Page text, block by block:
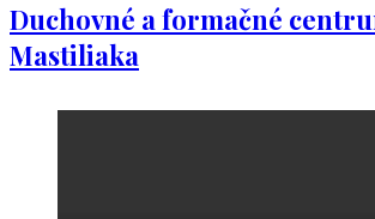
Duchovné a formačné
Mastiliaka